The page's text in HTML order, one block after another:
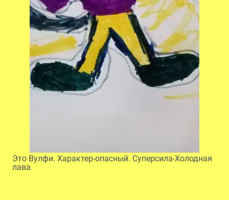
Это Вулфи. Характер-опасный. Суперсила-Холодная
лава.